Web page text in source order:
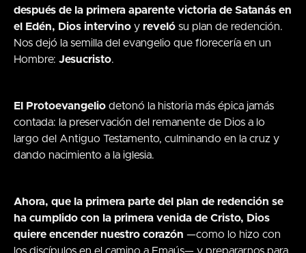
después de la primera aparente victoria de Satanás en
el Edén, Dios intervino y reveló su plan de redención.
Nos dejó la semilla del evangelio que florecería en un
Hombre: Jesucristo.
El Protoevangelio detonó la historia más épica jamás
contada: la preservación del remanente de Dios a lo
largo del Antiguo Testamento, culminando en la cruz y
dando nacimiento a la iglesia.
Ahora, que la primera parte del plan de redención se
ha cumplido con la primera venida de Cristo, Dios
quiere encender nuestro corazón —como lo hizo con